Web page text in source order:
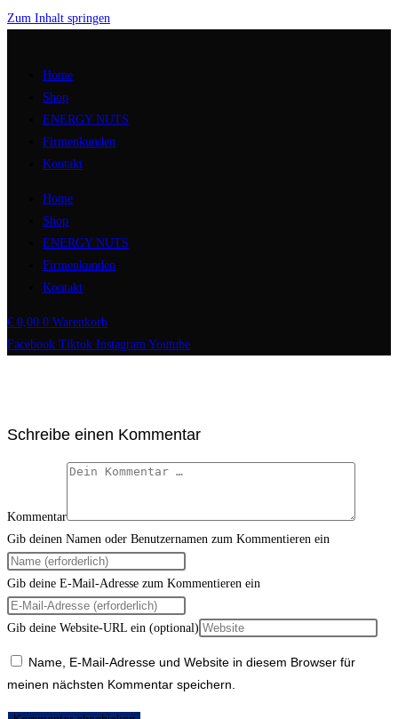
Zum Inhalt springen
Home
Shop
ENERGY NUTS
Firmenkunden
Kontakt
Home
Shop
ENERGY NUTS
Firmenkunden
Kontakt
€ 0,00 0 Warenkorb
Facebook Tiktok Instagram Youtube
Schreibe einen Kommentar
Kommentar
Gib deinen Namen oder Benutzernamen zum Kommentieren ein
Gib deine E-Mail-Adresse zum Kommentieren ein
Gib deine Website-URL ein (optional)
Name, E-Mail-Adresse und Website in diesem Browser für
meinen nächsten Kommentar speichern.